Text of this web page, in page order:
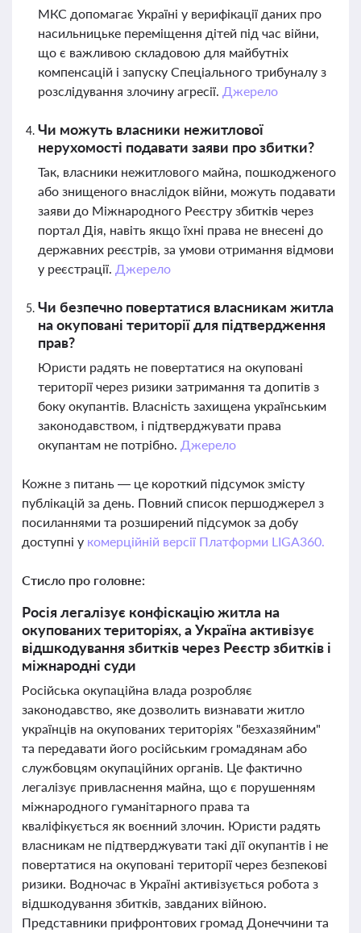
МКС допомагає Україні у верифікації даних про
насильницьке переміщення дітей під час війни,
що є важливою складовою для майбутніх
компенсацій і запуску Спеціального трибуналу з
розслідування злочину агресії. Джерело
Чи можуть власники нежитлової
нерухомості подавати заяви про збитки?
Так, власники нежитлового майна, пошкодженого
або знищеного внаслідок війни, можуть подавати
заяви до Міжнародного Реєстру збитків через
портал Дія, навіть якщо їхні права не внесені до
державних реєстрів, за умови отримання відмови
у реєстрації. Джерело
Чи безпечно повертатися власникам житла
на окуповані території для підтвердження
прав?
Юристи радять не повертатися на окуповані
території через ризики затримання та допитів з
боку окупантів. Власність захищена українським
законодавством, і підтверджувати права
окупантам не потрібно. Джерело
Кожне з питань — це короткий підсумок змісту
публікацій за день. Повний список першоджерел з
посиланнями та розширений підсумок за добу
доступні у комерційній версії Платформи LIGA360.
Стисло про головне:
Росія легалізує конфіскацію житла на
окупованих територіях, а Україна активізує
відшкодування збитків через Реєстр збитків і
міжнародні суди
Російська окупаційна влада розробляє
законодавство, яке дозволить визнавати житло
українців на окупованих територіях "безхазяйним"
та передавати його російським громадянам або
службовцям окупаційних органів. Це фактично
легалізує привласнення майна, що є порушенням
міжнародного гуманітарного права та
кваліфікується як воєнний злочин. Юристи радять
власникам не підтверджувати такі дії окупантів і не
повертатися на окуповані території через безпекові
ризики. Водночас в Україні активізується робота з
відшкодування збитків, завданих війною.
Представники прифронтових громад Донеччини та